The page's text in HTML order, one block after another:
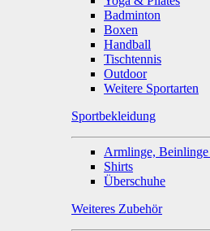
Badminton
Boxen
Handball
Tischtennis
Outdoor
Weitere Sportarten
Sportbekleidung
Armlinge,
Shirts
Überschuhe
Weiteres Zubehör